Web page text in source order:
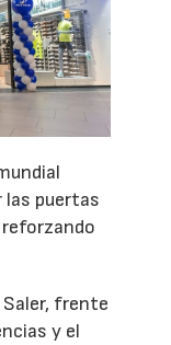
las puertas
reforzando
Saler, frente
y el